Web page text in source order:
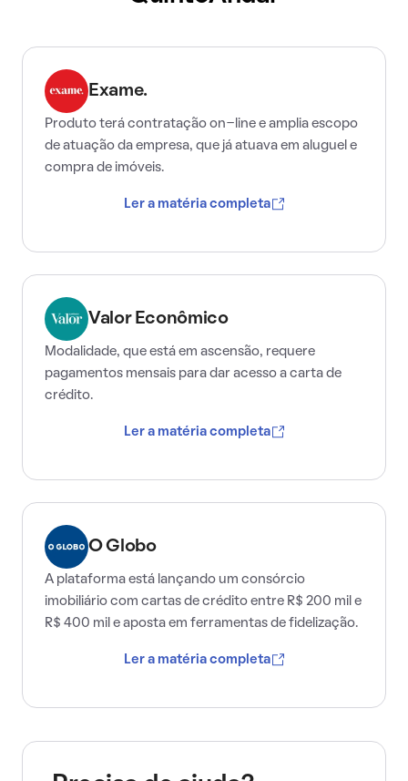
Exame.
Produto terá contratação on-line e amplia escopo
de atuação da empresa, que já atuava em aluguel e
compra de imóveis.
Ler a matéria completa
Valor Econômico
Modalidade, que está em ascensão, requere
pagamentos mensais para dar acesso a carta de
crédito.
Ler a matéria completa
O Globo
A plataforma está lançando um consórcio
imobiliário com cartas de crédito entre R$ 200 mil e
R$ 400 mil e aposta em ferramentas de fidelização.
Ler a matéria completa